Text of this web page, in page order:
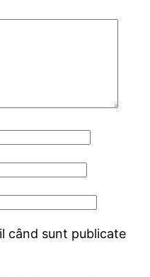
când sunt publicate